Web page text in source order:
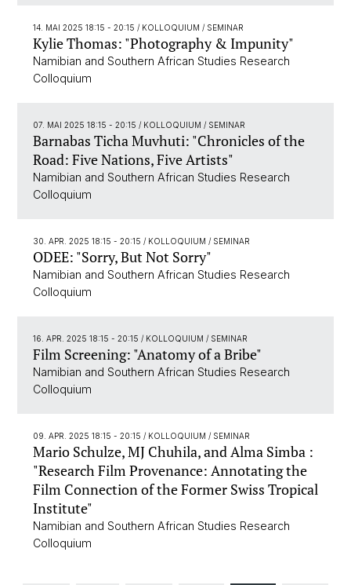
14. MAI 2025 18:15 - 20:15 / KOLLOQUIUM / SEMINAR
Kylie Thomas: "Photography & Impunity"
Namibian and Southern African Studies Research
Colloquium
07. MAI 2025 18:15 - 20:15 / KOLLOQUIUM / SEMINAR
Barnabas Ticha Muvhuti: "Chronicles of the
Road: Five Nations, Five Artists"
Namibian and Southern African Studies Research
Colloquium
30. APR. 2025 18:15 - 20:15 / KOLLOQUIUM / SEMINAR
ODEE: "Sorry, But Not Sorry"
Namibian and Southern African Studies Research
Colloquium
16. APR. 2025 18:15 - 20:15 / KOLLOQUIUM / SEMINAR
Film Screening: "Anatomy of a Bribe"
Namibian and Southern African Studies Research
Colloquium
09. APR. 2025 18:15 - 20:15 / KOLLOQUIUM / SEMINAR
Mario Schulze, MJ Chuhila, and Alma Simba :
"Research Film Provenance: Annotating the
Film Connection of the Former Swiss Tropical
Institute"
Namibian and Southern African Studies Research
Colloquium